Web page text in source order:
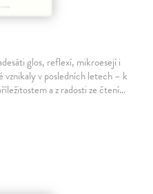
glos, reflexí, mikroesejí i
v posledních letech – k
a z radosti ze čtení…